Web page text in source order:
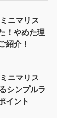
ニマリス
！やめた理
紹介！
ニマリス
シンプルラ
イント